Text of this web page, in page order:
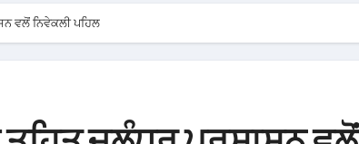
ਵਲੋਂ ਨਿਵੇਕਲੀ ਪਹਿਲ